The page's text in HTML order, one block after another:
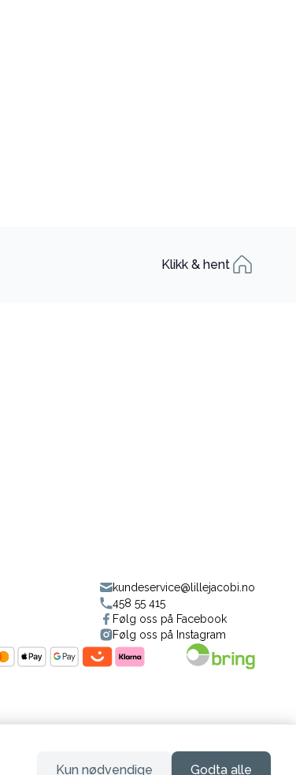
Klikk & hent
kundeservice@lillejacobi.no
458 55 415
Følg oss på Facebook
Følg oss på Instagram
Kun nødvendige Godta alle